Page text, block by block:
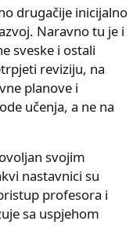
drugačije inicijalno
Naravno tu je i
sveske i ostali
reviziju, na
planove i
učenja, a ne na
svojim
nastavnici su
profesora i
sa uspjehom